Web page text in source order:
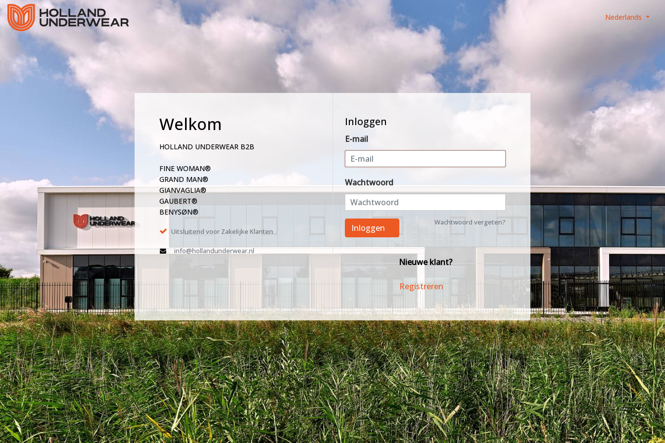
Nederlands
Welkom
HOLLAND UNDERWEAR B2B
FINE WOMAN®
GRAND MAN®
GIANVAGLIA®
GAUBERT®
BENYSØN®
Uitsluitend voor Zakelijke Klanten
info@hollandunderwear.nl
Inloggen
E-mail
Wachtwoord
Wachtwoord vergeten?
Inloggen
Nieuwe klant?
Registreren